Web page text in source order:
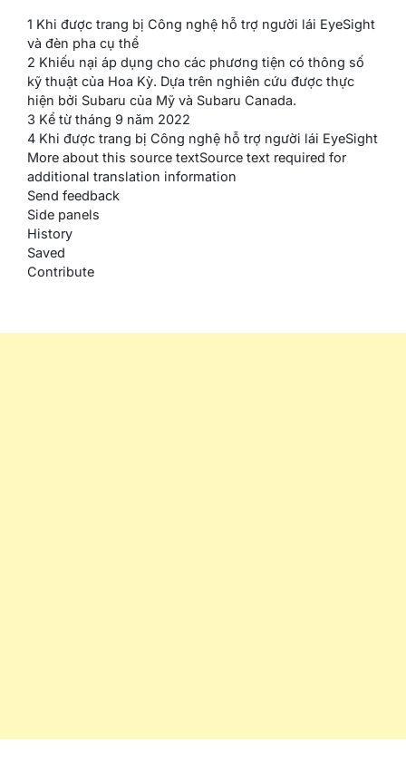
1 Khi được trang bị Công nghệ hỗ trợ người lái EyeSight
và đèn pha cụ thể
2 Khiếu nại áp dụng cho các phương tiện có thông số
kỹ thuật của Hoa Kỳ. Dựa trên nghiên cứu được thực
hiện bởi Subaru của Mỹ và Subaru Canada.
3 Kể từ tháng 9 năm 2022
4 Khi được trang bị Công nghệ hỗ trợ người lái EyeSight
More about this source textSource text required for
additional translation information
Send feedback
Side panels
History
Saved
Contribute